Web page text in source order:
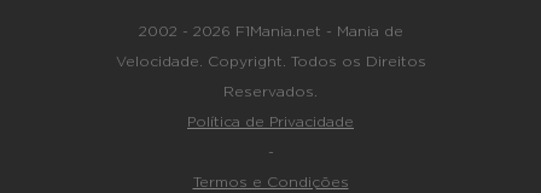
2002 - 2026 F1Mania.net - Mania de
Velocidade. Copyright. Todos os Direitos
Reservados.
Política de Privacidade
-
Termos e Condições